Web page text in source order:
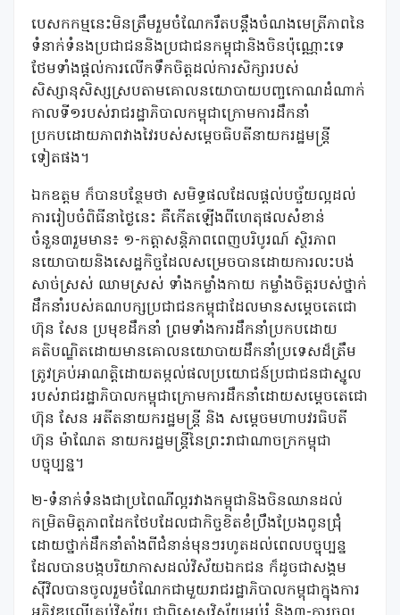
បេសកកម្មនេះមិនត្រឹមរួមចំណែករឹតបន្តឹងចំណងមេត្រីភាពនៃ
ទំនាក់ទំនងប្រជាជននិងប្រជាជនកម្ពុជានិងចិនប៉ុណ្ណោះទេ
ថែមទាំងផ្តល់ការលើកទឹកចិត្តដល់ការសិក្សារបស់
សិស្សានុសិស្សស្របតាមគោលនយោបាយបញ្ចកោណដំណាក់
កាលទី១របស់រាជរដ្ឋាភិបាលកម្ពុជាក្រោមការដឹកនាំ
ប្រកបដោយភាពវាងវៃរបស់សម្តេចធិបតីនាយករដ្ឋមន្ត្រី
ទៀតផង។
ឯកឧត្តម ក៏បានបន្ថែមថា សមិទ្ធផលដែលផ្តល់បច្ច័យល្អដល់
ការរៀបចំពិធីនាថ្ងៃនេះ គឺកើតឡើងពីហេតុផលសំខាន់
ចំនួន៣រួមមាន៖ ១-កត្តាសន្តិភាពពេញបរិបូរណ៍ ស្ថិរភាព
នយោបាយនិងសេដ្ឋកិច្ចដែលសម្រេចបានដោយការលះបង់
សាច់ស្រស់ ឈាមស្រស់ ទាំងកម្លាំងកាយ កម្លាំងចិត្តរបស់ថ្នាក់
ដឹកនាំរបស់គណបក្សប្រជាជនកម្ពុជាដែលមានសម្តេចតេជោ
ហ៊ុន សែន ប្រមុខដឹកនាំ ព្រមទាំងការដឹកនាំប្រកបដោយ
គតិបណ្ឌិតដោយមានគោលនយោបាយដឹកនាំប្រទេសដ៏ត្រឹម
ត្រូវគ្រប់អាណត្តិដោយតម្កល់ផលប្រយោជន៍ប្រជាជនជាស្នូល
របស់រាជរដ្ឋាភិបាលកម្ពុជាក្រោមការដឹកនាំដោយសម្តេចតេជោ
ហ៊ុន សែន អតីតនាយករដ្ឋមន្ត្រី និង សម្តេចមហាបវរធិបតី
ហ៊ុន ម៉ាណែត នាយករដ្ឋមន្ត្រីនៃព្រះរាជាណាចក្រកម្ពុជា
បច្ចុប្បន្ន។
២-ទំនាក់ទំនងជាប្រពៃណីល្អរវាងកម្ពុជានិងចិនឈានដល់
កម្រិតមិត្តភាពដែកថែបដែលជាកិច្ចខិតខំប្រឹងប្រែងពូនជ្រុំ
ដោយថ្នាក់ដឹកនាំតាំងពីជំនាន់មុនៗរហូតដល់ពេលបច្ចុប្បន្ន
ដែលបានបង្កបរិយាកាសដល់វិស័យឯកជន ក៏ដូចជាសង្គម
ស៊ីវិលបានចូលរួមចំណែកជាមួយរាជរដ្ឋាភិបាលកម្ពុជាក្នុងការ